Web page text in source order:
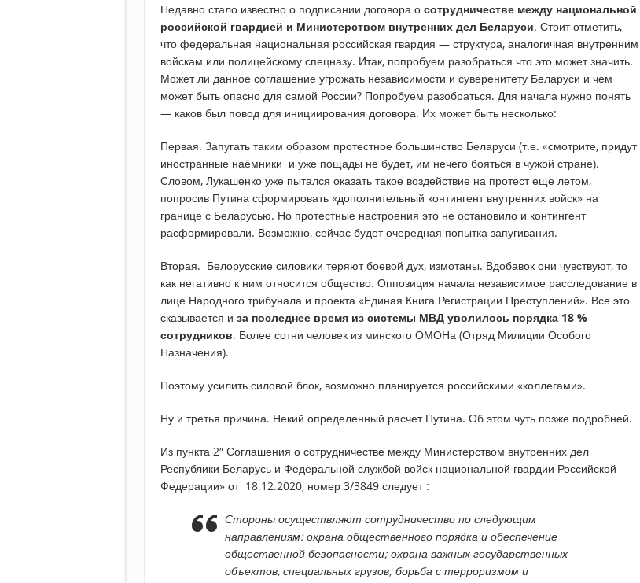
Недавно стало известно о подписании договора о сотрудничестве между национальной
российской гвардией и Министерством внутренних дел Беларуси. Стоит отметить,
что федеральная национальная российская гвардия — структура, аналогичная внутренним
войскам или полицейскому спецназу. Итак, попробуем разобраться что это может значить.
Может ли данное соглашение угрожать независимости и суверенитету Беларуси и чем
может быть опасно для самой России? Попробуем разобраться. Для начала нужно понять
— каков был повод для инициирования договора. Их может быть несколько:
Первая. Запугать таким образом протестное большинство Беларуси (т.е. «смотрите, придут
иностранные наёмники и уже пощады не будет, им нечего бояться в чужой стране).
Словом, Лукашенко уже пытался оказать такое воздействие на протест еще летом,
попросив Путина сформировать «дополнительный контингент внутренних войск» на
границе с Беларусью. Но протестные настроения это не остановило и контингент
расформировали. Возможно, сейчас будет очередная попытка запугивания.
Вторая. Белорусские силовики теряют боевой дух, измотаны. Вдобавок они чувствуют, то
как негативно к ним относится общество. Оппозиция начала независимое расследование в
лице Народного трибунала и проекта «Единая Книга Регистрации Преступлений». Все это
сказывается и за последнее время из системы МВД уволилось порядка 18 %
сотрудников. Более сотни человек из минского ОМОНа (Отряд Милиции Особого
Назначения).
Поэтому усилить силовой блок, возможно планируется российскими «коллегами».
Ну и третья причина. Некий определенный расчет Путина. Об этом чуть позже подробней.
Из пункта 2″ Соглашения о сотрудничестве между Министерством внутренних дел
Республики Беларусь и Федеральной службой войск национальной гвардии Российской
Федерации» от 18.12.2020, номер 3/3849 следует :
Стороны осуществляют сотрудничество по следующим
направлениям: охрана общественного порядка и обеспечение
общественной безопасности; охрана важных государственных
объектов, специальных грузов; борьба с терроризмом и